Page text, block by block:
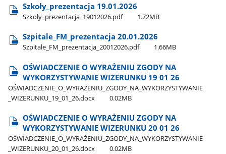
Szkoły​_prezentacja 19.01.2026
Szkoły​_prezentacja​_19012026.pdf 1.72MB
Szpitale​_FM​_prezentacja 20.01.2026
Szpitale​_FM​_prezentacja​_20012026.pdf 1.66MB
OŚWIADCZENIE O WYRAŻENIU ZGODY NA
WYKORZYSTYWANIE WIZERUNKU 19 01 26
OŚWIADCZENIE​_O​_WYRAŻENIU​_ZGODY​_NA​_WYKORZYSTYWANIE​
_WIZERUNKU​_19​_01​_26.docx
0.02MB
OŚWIADCZENIE O WYRAŻENIU ZGODY NA
WYKORZYSTYWANIE WIZERUNKU 20 01 26
OŚWIADCZENIE​_O​_WYRAŻENIU​_ZGODY​_NA​_WYKORZYSTYWANIE​
_WIZERUNKU​_20​_01​_26.docx
0.02MB